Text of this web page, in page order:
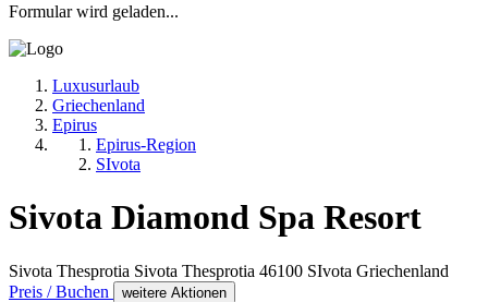
Formular wird geladen...
Luxusurlaub
Griechenland
Epirus
Epirus-Region
SIvota
Sivota Diamond Spa Resort
Sivota Thesprotia Sivota Thesprotia 46100 SIvota Griechenland
Preis / Buchen
weitere Aktionen